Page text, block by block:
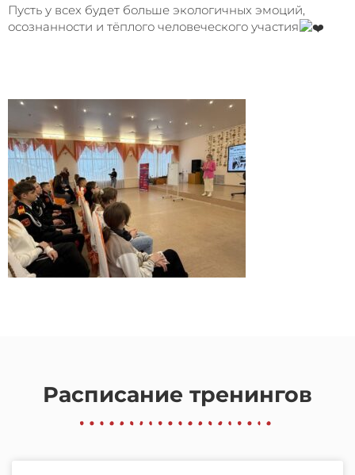
Пусть у всех будет больше экологичных эмоций,
осознанности и тёплого человеческого участия
Расписание тренингов